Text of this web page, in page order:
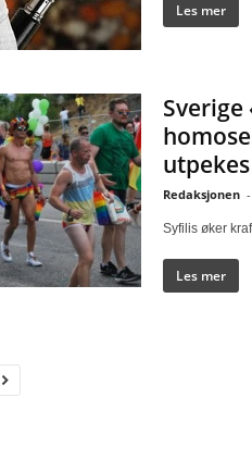
Les mer
Sverige
Redaksjonen -
Syfilis øker
Les mer